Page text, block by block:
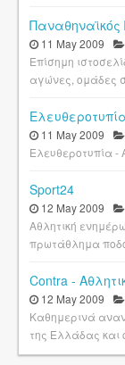
Παναθηναϊκός
11 May 2009
Επίσημη
αγώνες, ομάδες
11 May 2009
Ελευθεροτυπία -
Sport24
12 May 2009
Αθλητική
πρωτάθλημα
Contra -
12 May 2009
Καθημερινά
της Ελλάδας και